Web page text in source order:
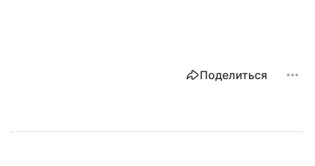
Поделиться